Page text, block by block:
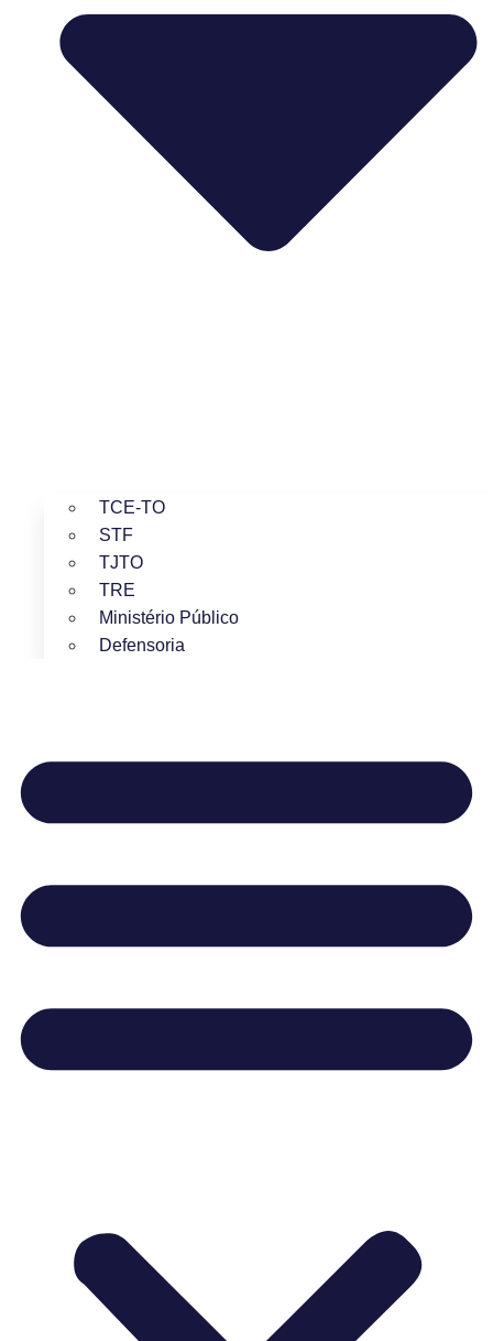
TCE-TO
STF
TJTO
TRE
Ministério Público
Defensoria